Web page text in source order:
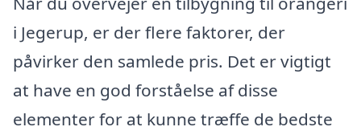
i Jegerup, er der flere faktorer, der
påvirker den samlede pris. Det er vigtigt
at have en god forståelse af disse
elementer for at kunne træffe de bedste